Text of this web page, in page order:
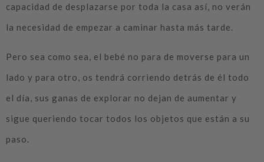
capacidad de desplazarse por toda la casa así, no verán
la necesidad de empezar a caminar hasta más tarde.
Pero sea como sea, el bebé no para de moverse para un
lado y para otro, os tendrá corriendo detrás de él todo
el día, sus ganas de explorar no dejan de aumentar y
sigue queriendo tocar todos los objetos que están a su
paso.